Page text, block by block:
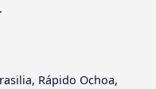
Rápido Ochoa,